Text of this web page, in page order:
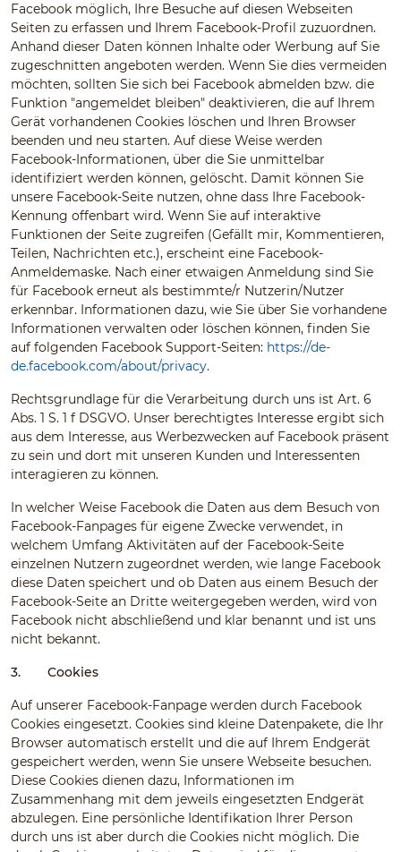
Facebook möglich, Ihre Besuche auf diesen Webseiten
Seiten zu erfassen und Ihrem Facebook-Profil zuzuordnen.
Anhand dieser Daten können Inhalte oder Werbung auf Sie
zugeschnitten angeboten werden. Wenn Sie dies vermeiden
möchten, sollten Sie sich bei Facebook abmelden bzw. die
Funktion "angemeldet bleiben" deaktivieren, die auf Ihrem
Gerät vorhandenen Cookies löschen und Ihren Browser
beenden und neu starten. Auf diese Weise werden
Facebook-Informationen, über die Sie unmittelbar
identifiziert werden können, gelöscht. Damit können Sie
unsere Facebook-Seite nutzen, ohne dass Ihre Facebook-
Kennung offenbart wird. Wenn Sie auf interaktive
Funktionen der Seite zugreifen (Gefällt mir, Kommentieren,
Teilen, Nachrichten etc.), erscheint eine Facebook-
Anmeldemaske. Nach einer etwaigen Anmeldung sind Sie
für Facebook erneut als bestimmte/r Nutzerin/Nutzer
erkennbar. Informationen dazu, wie Sie über Sie vorhandene
Informationen verwalten oder löschen können, finden Sie
auf folgenden Facebook Support-Seiten: https://de-
de.facebook.com/about/privacy.
Rechtsgrundlage für die Verarbeitung durch uns ist Art. 6
Abs. 1 S. 1 f DSGVO. Unser berechtigtes Interesse ergibt sich
aus dem Interesse, aus Werbezwecken auf Facebook präsent
zu sein und dort mit unseren Kunden und Interessenten
interagieren zu können.
In welcher Weise Facebook die Daten aus dem Besuch von
Facebook-Fanpages für eigene Zwecke verwendet, in
welchem Umfang Aktivitäten auf der Facebook-Seite
einzelnen Nutzern zugeordnet werden, wie lange Facebook
diese Daten speichert und ob Daten aus einem Besuch der
Facebook-Seite an Dritte weitergegeben werden, wird von
Facebook nicht abschließend und klar benannt und ist uns
nicht bekannt.
3. Cookies
Auf unserer Facebook-Fanpage werden durch Facebook
Cookies eingesetzt. Cookies sind kleine Datenpakete, die Ihr
Browser automatisch erstellt und die auf Ihrem Endgerät
gespeichert werden, wenn Sie unsere Webseite besuchen.
Diese Cookies dienen dazu, Informationen im
Zusammenhang mit dem jeweils eingesetzten Endgerät
abzulegen. Eine persönliche Identifikation Ihrer Person
durch uns ist aber durch die Cookies nicht möglich. Die